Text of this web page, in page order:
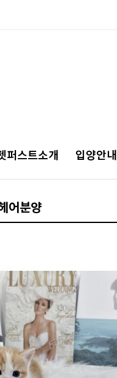
퍼스트소개 입양안내
어분양